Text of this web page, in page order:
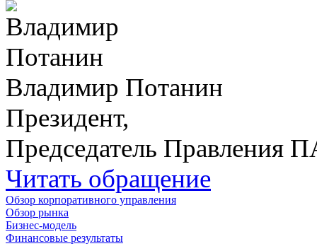
Владимир Потанин
Президент,
Председатель Правления
Читать обращение
Обзор корпоративного управления
Обзор рынка
Бизнес-модель
Финансовые результаты